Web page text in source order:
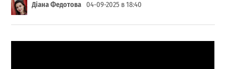
Діана Федотова 04-09-2025 в 18:40